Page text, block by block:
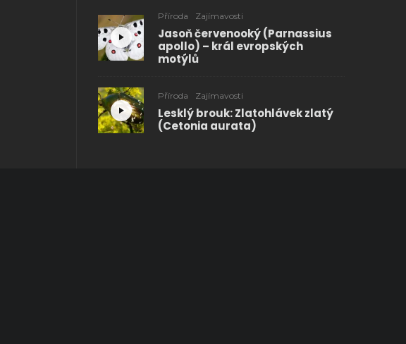
Příroda Zajímavosti
Jasoň červenooký (Parnassius
apollo) – král evropských
motýlů
Příroda Zajímavosti
Lesklý brouk: Zlatohlávek zlatý
(Cetonia aurata)